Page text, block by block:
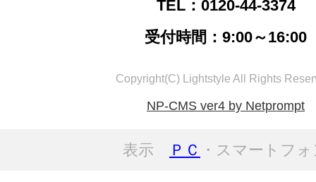
TEL：0120-44-3374
受付時間：9:00～16:00
Copyright(C) Lightstyle All Rights
NP-CMS ver4 by Netprompt
表示 ＰＣ ・スマートフ